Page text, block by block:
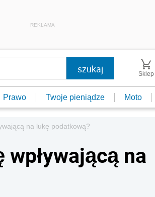
REKLAMA
Sklep
Prawo Twoje pieniądze Moto
na lukę podatkową?
na